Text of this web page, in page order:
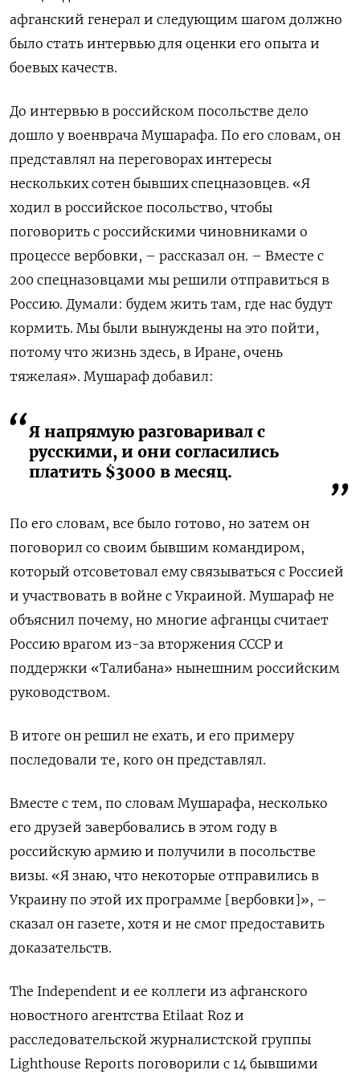
афганский генерал и следующим шагом должно
было стать интервью для оценки его опыта и
боевых качеств.
До интервью в российском посольстве дело
дошло у военврача Мушарафа. По его словам, он
представлял на переговорах интересы
нескольких сотен бывших спецназовцев. «Я
ходил в российское посольство, чтобы
поговорить с российскими чиновниками о
процессе вербовки, – рассказал он. – Вместе с
200 спецназовцами мы решили отправиться в
Россию. Думали: будем жить там, где нас будут
кормить. Мы были вынуждены на это пойти,
потому что жизнь здесь, в Иране, очень
тяжелая». Мушараф добавил:
Я напрямую разговаривал с
русскими, и они согласились
платить $3000 в месяц.
По его словам, все было готово, но затем он
поговорил со своим бывшим командиром,
который отсоветовал ему связываться с Россией
и участвовать в войне с Украиной. Мушараф не
объяснил почему, но многие афганцы считает
Россию врагом из-за вторжения СССР и
поддержки «Талибана» нынешним российским
руководством.
В итоге он решил не ехать, и его примеру
последовали те, кого он представлял.
Вместе с тем, по словам Мушарафа, несколько
его друзей завербовались в этом году в
российскую армию и получили в посольстве
визы. «Я знаю, что некоторые отправились в
Украину по этой их программе [вербовки]», –
сказал он газете, хотя и не смог предоставить
доказательств.
The Independent и ее коллеги из афганского
новостного агентства Etilaat Roz и
расследовательской журналистской группы
Lighthouse Reports поговорили с 14 бывшими